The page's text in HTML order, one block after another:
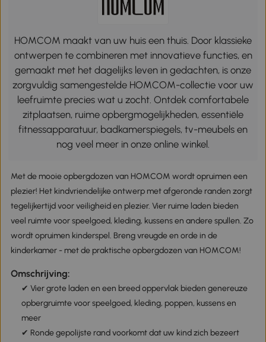
HOMCOM maakt van uw huis een thuis. Door klassieke
ontwerpen te combineren met innovatieve functies, en
gemaakt met het dagelijks leven in gedachten, is onze
zorgvuldig samengestelde HOMCOM-collectie voor uw
leefruimte precies wat u zocht. Ontdek comfortabele
zitplaatsen, ruime opbergmogelijkheden, essentiële
fitnessapparatuur, badkamerspiegels, tv-meubels en
nog veel meer in onze online winkel.
Met de mooie opbergdozen van HOMCOM wordt opruimen een
plezier! Het kindvriendelijke ontwerp met afgeronde randen zorgt
tegelijkertijd voor veiligheid en plezier. Vier ruime laden bieden
veel ruimte voor speelgoed, kleding, kussens en andere spullen. Zo
wordt opruimen kinderspel. Breng vreugde en orde in de
kinderkamer - met de praktische opbergdozen van HOMCOM!
Omschrijving:
✔ Vier grote laden en een breed oppervlak bieden genereuze
opbergruimte voor speelgoed, kleding, poppen, kussens en
meer
✔ Ronde gepolijste rand voorkomt dat uw kind zich bezeert